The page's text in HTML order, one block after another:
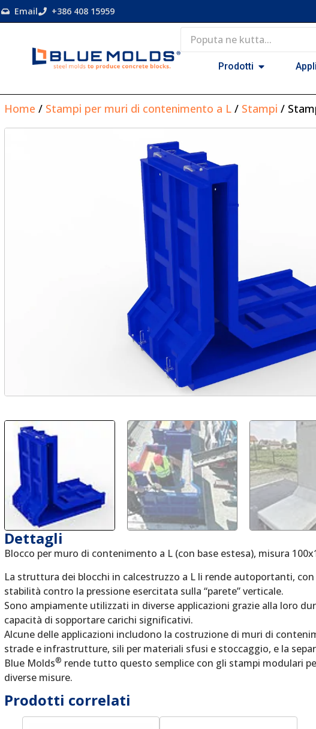
Email +386 408 15959
Prodotti
Home / Stampi per muri di contenimento a L / Stampi /
Dettagli
Blocco per muro di contenimento a L (con base estesa), misura
La struttura dei blocchi in calcestruzzo a L li rende autoportanti, con
stabilità contro la pressione esercitata sulla “parete” verticale.
Sono ampiamente utilizzati in diverse applicazioni grazie alla loro
capacità di sopportare carichi significativi.
Alcune delle applicazioni includono la costruzione di muri di
strade e infrastrutture, sili per materiali sfusi e stoccaggio, e la
Blue Molds® rende tutto questo semplice con gli stampi modulari
diverse misure.
Prodotti correlati